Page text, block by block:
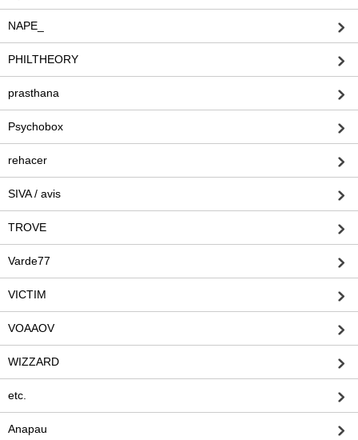
NAPE_
PHILTHEORY
prasthana
Psychobox
rehacer
SIVA / avis
TROVE
Varde77
VICTIM
VOAAOV
WIZZARD
etc.
Anapau